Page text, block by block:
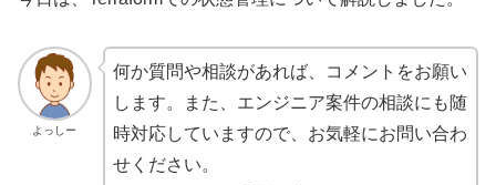
よっしー
何か質問や相談があれば、コメントをお願い
します。また、エンジニア案件の相談にも随
時対応していますので、お気軽にお問い合わ
せください。